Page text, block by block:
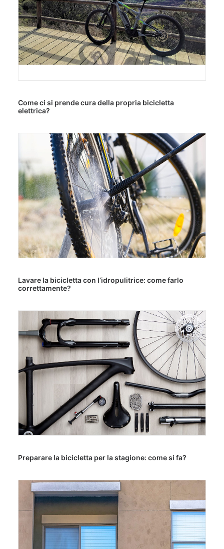
Come ci si prende cura della propria bicicletta
elettrica?
Lavare la bicicletta con l’idropulitrice: come farlo
correttamente?
Preparare la bicicletta per la stagione: come si fa?